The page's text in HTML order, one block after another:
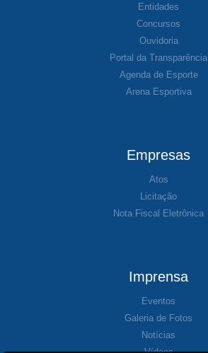
Entidades
Concursos
Ouvidoria
Portal da Transparência
Agenda de Esporte
Arena Esportiva
Empresas
Atos
Licitação
Nota Fiscal Eletrônica
Imprensa
Eventos
Galeria de Fotos
Notícias